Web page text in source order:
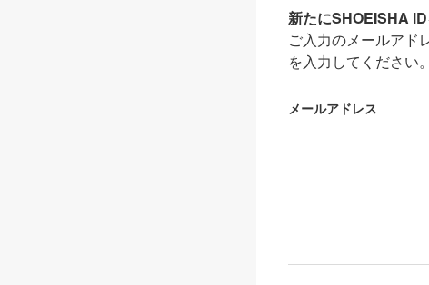
新たにSHOEISHA
ご入力のメールアド
を入力してください。
メールアドレス